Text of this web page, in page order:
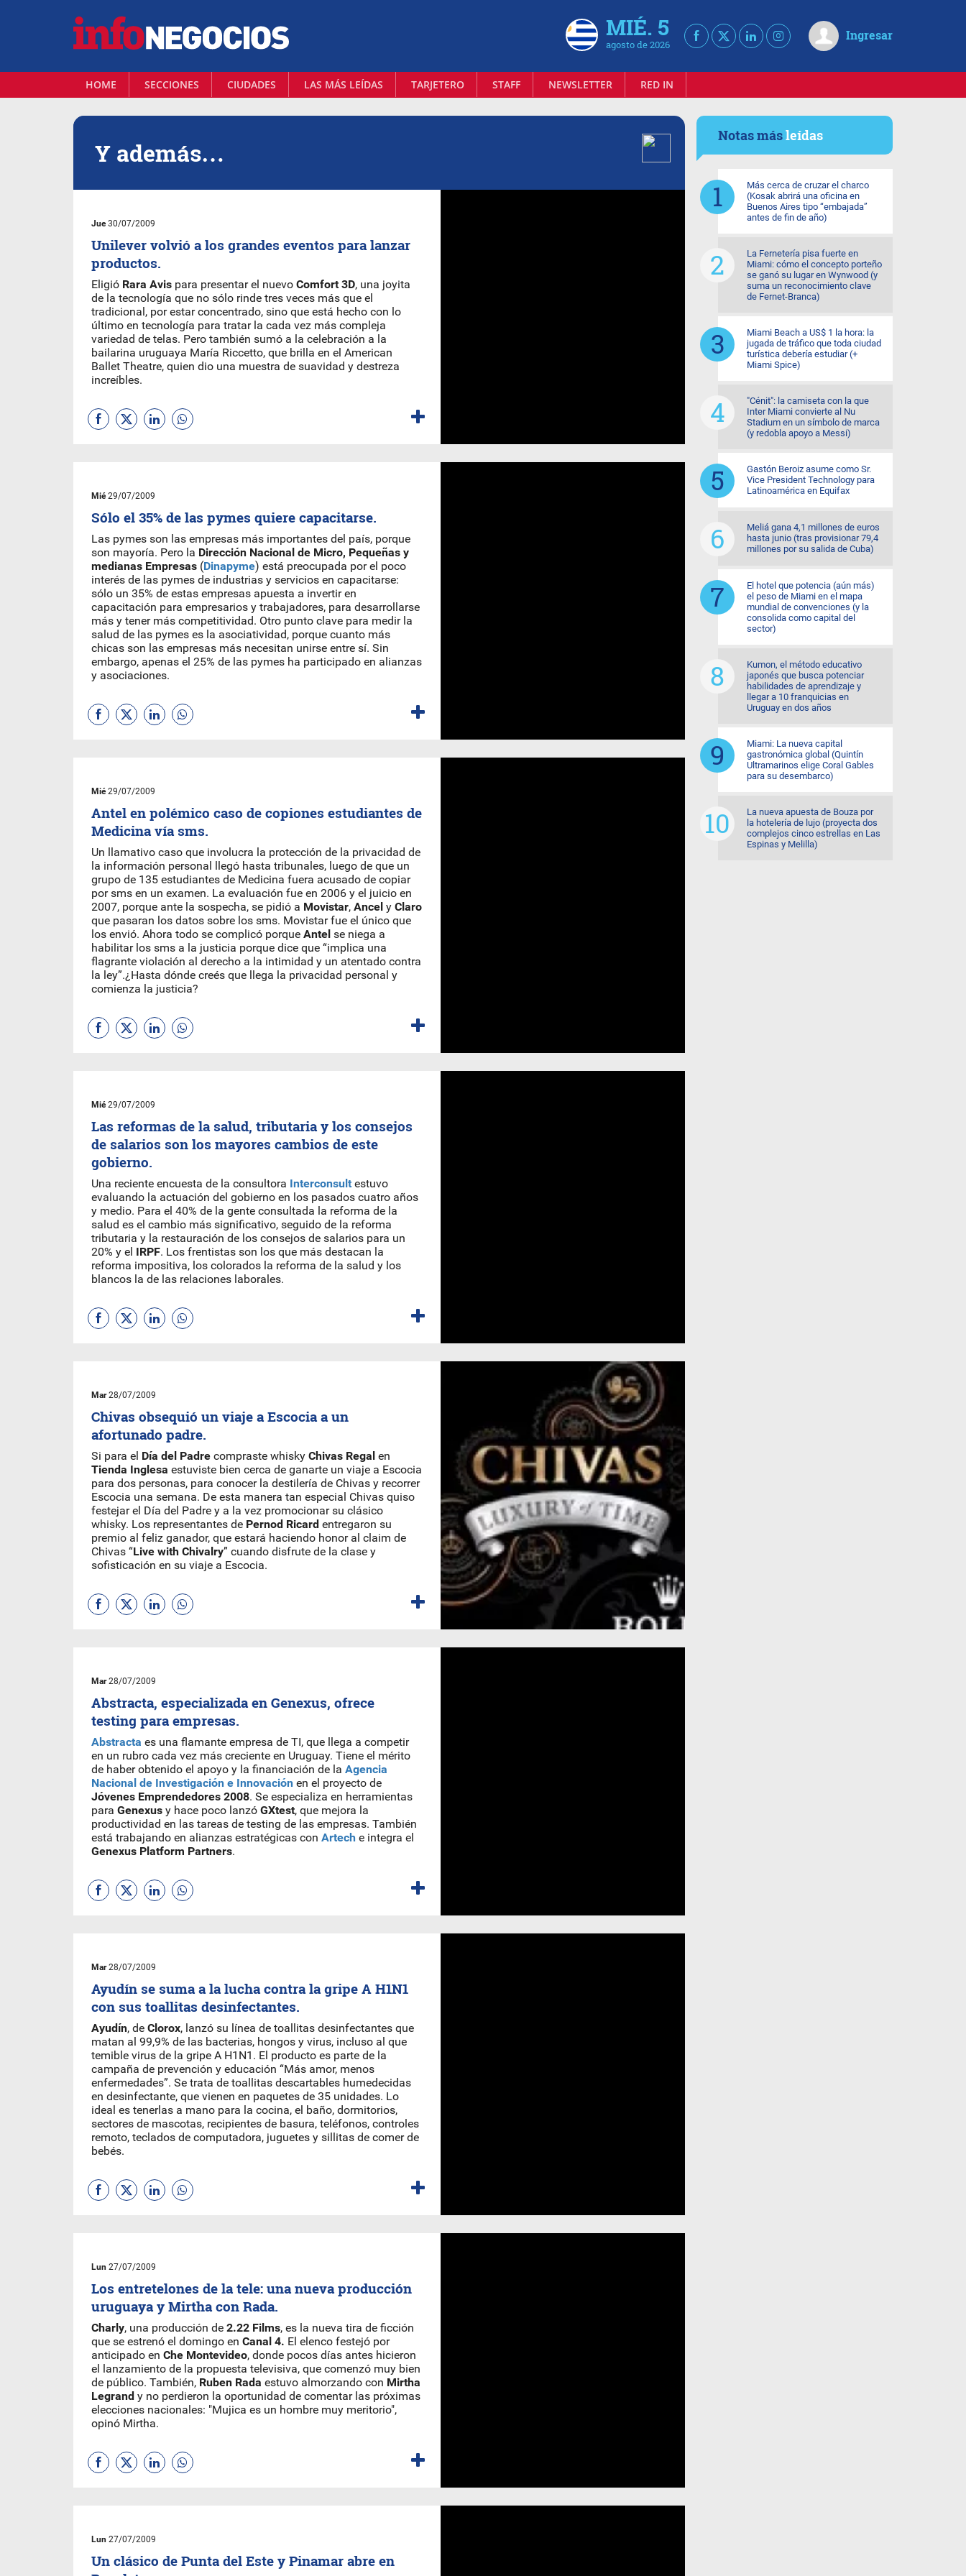
MIÉ. 5
agosto de 2026
Ingresar
HOME SECCIONES CIUDADES LAS MÁS LEÍDAS TARJETERO STAFF NEWSLETTER RED IN
Y además…
Jue30/07/2009
Unilever volvió a los grandes eventos para lanzar
productos.
Eligió Rara Avis para presentar el nuevo Comfort 3D, una joyita
de la tecnología que no sólo rinde tres veces más que el
tradicional, por estar concentrado, sino que está hecho con lo
último en tecnología para tratar la cada vez más compleja
variedad de telas. Pero también sumó a la celebración a la
bailarina uruguaya María Riccetto, que brilla en el American
Ballet Theatre, quien dio una muestra de suavidad y destreza
increíbles.
Mié29/07/2009
Sólo el 35% de las pymes quiere capacitarse.
Las pymes son las empresas más importantes del país, porque
son mayoría. Pero la Dirección Nacional de Micro, Pequeñas y
medianas Empresas (Dinapyme) está preocupada por el poco
interés de las pymes de industrias y servicios en capacitarse:
sólo un 35% de estas empresas apuesta a invertir en
capacitación para empresarios y trabajadores, para desarrollarse
más y tener más competitividad. Otro punto clave para medir la
salud de las pymes es la asociatividad, porque cuanto más
chicas son las empresas más necesitan unirse entre sí. Sin
embargo, apenas el 25% de las pymes ha participado en alianzas
y asociaciones.
Mié29/07/2009
Antel en polémico caso de copiones estudiantes de
Medicina vía sms.
Un llamativo caso que involucra la protección de la privacidad de
la información personal llegó hasta tribunales, luego de que un
grupo de 135 estudiantes de Medicina fuera acusado de copiar
por sms en un examen. La evaluación fue en 2006 y el juicio en
2007, porque ante la sospecha, se pidió a Movistar, Ancel y Claro
que pasaran los datos sobre los sms. Movistar fue el único que
los envió. Ahora todo se complicó porque Antel se niega a
habilitar los sms a la justicia porque dice que “implica una
flagrante violación al derecho a la intimidad y un atentado contra
la ley”.¿Hasta dónde creés que llega la privacidad personal y
comienza la justicia?
Mié29/07/2009
Las reformas de la salud, tributaria y los consejos
de salarios son los mayores cambios de este
gobierno.
Una reciente encuesta de la consultora Interconsult estuvo
evaluando la actuación del gobierno en los pasados cuatro años
y medio. Para el 40% de la gente consultada la reforma de la
salud es el cambio más significativo, seguido de la reforma
tributaria y la restauración de los consejos de salarios para un
20% y el IRPF. Los frentistas son los que más destacan la
reforma impositiva, los colorados la reforma de la salud y los
blancos la de las relaciones laborales.
Mar28/07/2009
Chivas obsequió un viaje a Escocia a un
afortunado padre.
Si para el Día del Padre compraste whisky Chivas Regal en
Tienda Inglesa estuviste bien cerca de ganarte un viaje a Escocia
para dos personas, para conocer la destilería de Chivas y recorrer
Escocia una semana. De esta manera tan especial Chivas quiso
festejar el Día del Padre y a la vez promocionar su clásico
whisky. Los representantes de Pernod Ricard entregaron su
premio al feliz ganador, que estará haciendo honor al claim de
Chivas “Live with Chivalry” cuando disfrute de la clase y
sofisticación en su viaje a Escocia.
Mar28/07/2009
Abstracta, especializada en Genexus, ofrece
testing para empresas.
Abstracta es una flamante empresa de TI, que llega a competir
en un rubro cada vez más creciente en Uruguay. Tiene el mérito
de haber obtenido el apoyo y la financiación de la Agencia
Nacional de Investigación e Innovación en el proyecto de
Jóvenes Emprendedores 2008. Se especializa en herramientas
para Genexus y hace poco lanzó GXtest, que mejora la
productividad en las tareas de testing de las empresas. También
está trabajando en alianzas estratégicas con Artech e integra el
Genexus Platform Partners.
Mar28/07/2009
Ayudín se suma a la lucha contra la gripe A H1N1
con sus toallitas desinfectantes.
Ayudín, de Clorox, lanzó su línea de toallitas desinfectantes que
matan al 99,9% de las bacterias, hongos y virus, incluso al que
temible virus de la gripe A H1N1. El producto es parte de la
campaña de prevención y educación “Más amor, menos
enfermedades”. Se trata de toallitas descartables humedecidas
en desinfectante, que vienen en paquetes de 35 unidades. Lo
ideal es tenerlas a mano para la cocina, el baño, dormitorios,
sectores de mascotas, recipientes de basura, teléfonos, controles
remoto, teclados de computadora, juguetes y sillitas de comer de
bebés.
Lun 27/07/2009
Los entretelones de la tele: una nueva producción
uruguaya y Mirtha con Rada.
Charly, una producción de 2.22 Films, es la nueva tira de ficción
que se estrenó el domingo en Canal 4. El elenco festejó por
anticipado en Che Montevideo, donde pocos días antes hicieron
el lanzamiento de la propuesta televisiva, que comenzó muy bien
de público. También, Ruben Rada estuvo almorzando con Mirtha
Legrand y no perdieron la oportunidad de comentar las próximas
elecciones nacionales: "Mujica es un hombre muy meritorio",
opinó Mirtha.
Lun 27/07/2009
Un clásico de Punta del Este y Pinamar abre en
Notas másleídas
Más cerca de cruzar el charco
(Kosak abrirá una oficina en
Buenos Aires tipo “embajada”
antes de fin de año)
La Fernetería pisa fuerte en
Miami: cómo el concepto porteño
se ganó su lugar en Wynwood (y
suma un reconocimiento clave
de Fernet-Branca)
Miami Beach a US$ 1 la hora: la
jugada de tráfico que toda ciudad
turística debería estudiar (+
Miami Spice)
"Cénit": la camiseta con la que
Inter Miami convierte al Nu
Stadium en un símbolo de marca
(y redobla apoyo a Messi)
Gastón Beroiz asume como Sr.
Vice President Technology para
Latinoamérica en Equifax
Meliá gana 4,1 millones de euros
hasta junio (tras provisionar 79,4
millones por su salida de Cuba)
El hotel que potencia (aún más)
el peso de Miami en el mapa
mundial de convenciones (y la
consolida como capital del
sector)
Kumon, el método educativo
japonés que busca potenciar
habilidades de aprendizaje y
llegar a 10 franquicias en
Uruguay en dos años
Miami: La nueva capital
gastronómica global (Quintín
Ultramarinos elige Coral Gables
para su desembarco)
La nueva apuesta de Bouza por
la hotelería de lujo (proyecta dos
complejos cinco estrellas en Las
Espinas y Melilla)